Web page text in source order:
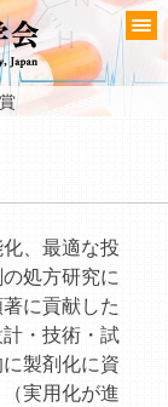
、最適な投
処方研究に
に貢献した
・技術・試
製剤化に資
実用化が進